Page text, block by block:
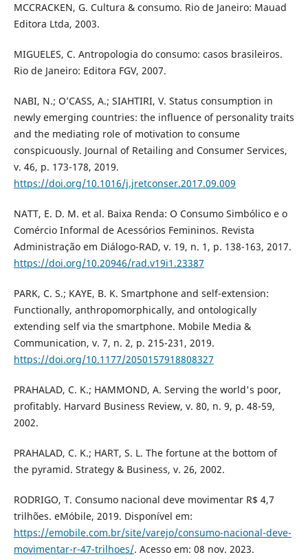
MCCRACKEN, G. Cultura & consumo. Rio de Janeiro: Mauad
Editora Ltda, 2003.
MIGUELES, C. Antropologia do consumo: casos brasileiros.
Rio de Janeiro: Editora FGV, 2007.
NABI, N.; O’CASS, A.; SIAHTIRI, V. Status consumption in
newly emerging countries: the influence of personality traits
and the mediating role of motivation to consume
conspicuously. Journal of Retailing and Consumer Services,
v. 46, p. 173-178, 2019.
https://doi.org/10.1016/j.jretconser.2017.09.009
NATT, E. D. M. et al. Baixa Renda: O Consumo Simbólico e o
Comércio Informal de Acessórios Femininos. Revista
Administração em Diálogo-RAD, v. 19, n. 1, p. 138-163, 2017.
https://doi.org/10.20946/rad.v19i1.23387
PARK, C. S.; KAYE, B. K. Smartphone and self-extension:
Functionally, anthropomorphically, and ontologically
extending self via the smartphone. Mobile Media &
Communication, v. 7, n. 2, p. 215-231, 2019.
https://doi.org/10.1177/2050157918808327
PRAHALAD, C. K.; HAMMOND, A. Serving the world's poor,
profitably. Harvard Business Review, v. 80, n. 9, p. 48-59,
2002.
PRAHALAD, C. K.; HART, S. L. The fortune at the bottom of
the pyramid. Strategy & Business, v. 26, 2002.
RODRIGO, T. Consumo nacional deve movimentar R$ 4,7
trilhões. eMóbile, 2019. Disponível em:
https://emobile.com.br/site/varejo/consumo-nacional-deve-
movimentar-r-47-trilhoes/. Acesso em: 08 nov. 2023.